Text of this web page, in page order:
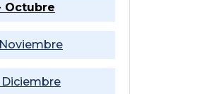
Octubre
Noviembre
Diciembre